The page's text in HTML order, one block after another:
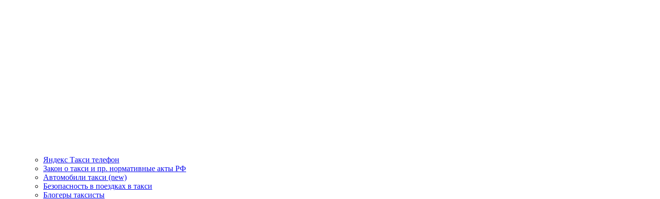
Яндекс Такси телефон
Закон о такси и пр. нормативные акты РФ
Автомобили такси (new)
Безопасность в поездках в такси
Блогеры таксисты